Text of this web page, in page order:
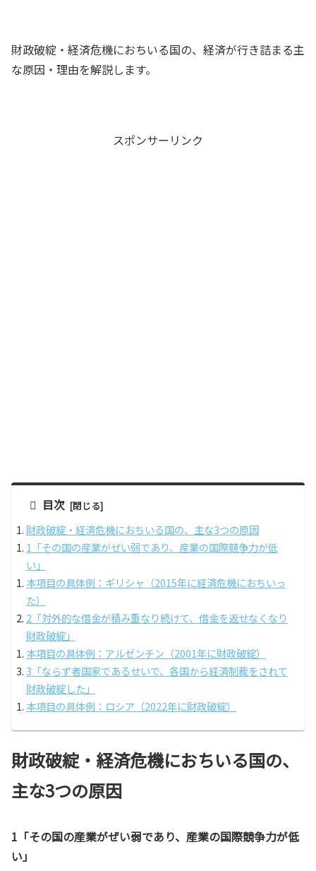
財政破綻・経済危機におちいる国の、経済が行き詰まる主
な原因・理由を解説します。
スポンサーリンク
目次
財政破綻・経済危機におちいる国の、主な3つの原因
1「その国の産業がぜい弱であり、産業の国際競争力が低
い」
本項目の具体例：ギリシャ（2015年に経済危機におちいっ
た）
2「対外的な借金が積み重なり続けて、借金を返せなくなり
財政破綻」
本項目の具体例：アルゼンチン（2001年に財政破綻）
3「ならず者国家であるせいで、各国から経済制裁をされて
財政破綻した」
本項目の具体例：ロシア（2022年に財政破綻）
財政破綻・経済危機におちいる国の、
主な3つの原因
1「その国の産業がぜい弱であり、産業の国際競争力が低
い」